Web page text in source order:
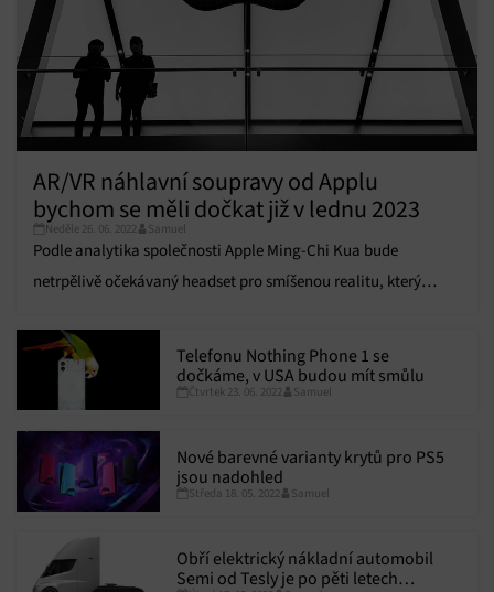
voleb ochrany osobních údajů.
AR/VR náhlavní soupravy od Applu
bychom se měli dočkat již v lednu 2023
Neděle 26. 06. 2022 Samuel
Podle analytika společnosti Apple Ming-Chi Kua bude
netrpělivě očekávaný headset pro smíšenou realitu, který
pravděpodobně vydán v lednu 2023.
Telefonu Nothing Phone 1 se
dočkáme, v USA budou mít smůlu
Čtvrtek 23. 06. 2022 Samuel
Nové barevné varianty krytů pro PS5
jsou nadohled
Středa 18. 05. 2022 Samuel
Obří elektrický nákladní automobil
Semi od Tesly je po pěti letech